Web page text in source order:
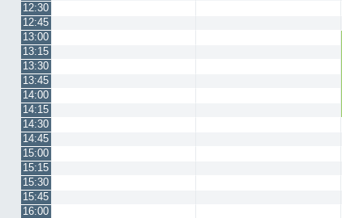
12:30
12:45
13:00
13:15
13:30
13:45
14:00
14:15
14:30
14:45
15:00
15:15
15:30
15:45
16:00